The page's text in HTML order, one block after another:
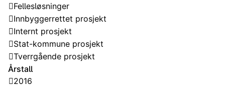
Fellesløsninger
Innbyggerrettet prosjekt
Internt prosjekt
Stat-kommune prosjekt
Tverrgående prosjekt
Årstall
2016